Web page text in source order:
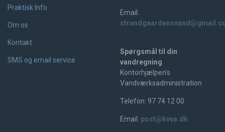
Praktisk Info
Om os
Kontakt
SMS og email service
Email:
Spørgsmål til din
vandregning
Kontorhjælpen's
Vandværksadministration
Telefon: 97 74 12 00
Email: post@kvva.dk